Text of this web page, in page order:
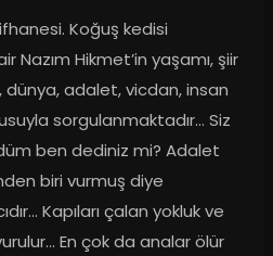
Koğuş kedisi
Nazım Hikmet’in yaşamı, şiir
dünya, adalet, vicdan, insan
sorgulanmaktadır… Siz
ben dediniz mi? Adalet
biri vurmuş diye
Kapıları çalan yokluk ve
En çok da analar ölür